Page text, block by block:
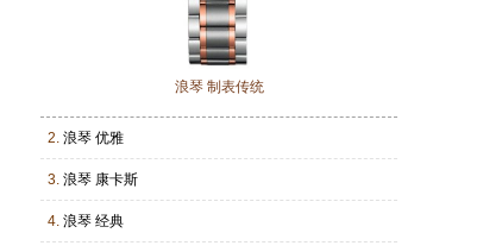
浪琴 制表传统
2. 浪琴 优雅
3. 浪琴 康卡斯
4. 浪琴 经典